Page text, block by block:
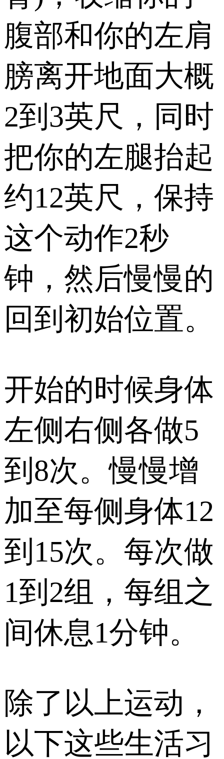
腹部和你的左肩
膀离开地面大概
2到3英尺，同时
把你的左腿抬起
约12英尺，保持
这个动作2秒
钟，然后慢慢的
回到初始位置。
开始的时候身体
左侧右侧各做5
到8次。慢慢增
加至每侧身体12
到15次。每次做
1到2组，每组之
间休息1分钟。
除了以上运动，
以下这些生活习